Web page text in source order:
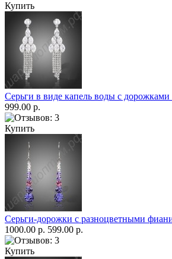
Купить
Серьги в виде капель воды с дорожками
999.00 р.
Купить
Серьги-дорожки с разноцветными
1000.00 р. 599.00 р.
Купить